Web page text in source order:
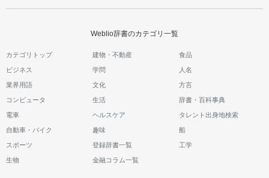
Weblio辞書のカテゴリ一覧
カテゴリトップ 建物・不動産 食品
ビジネス 学問 人名
業界用語 文化 方言
コンピュータ 生活 辞書・百科事典
電車 ヘルスケア タレント出身地検索
自動車・バイク 趣味 船
スポーツ 登録辞書一覧 工学
生物 金融コラム一覧